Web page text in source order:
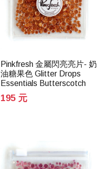
Pinkfresh 金屬閃亮亮片- 奶
油糖果色 Glitter Drops
Essentials Butterscotch
195 元